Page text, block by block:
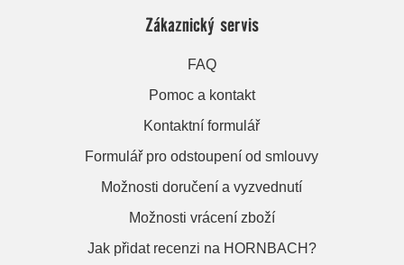
Zákaznický servis
FAQ
Pomoc a kontakt
Kontaktní formulář
Formulář pro odstoupení od smlouvy
Možnosti doručení a vyzvednutí
Možnosti vrácení zboží
Jak přidat recenzi na HORNBACH?